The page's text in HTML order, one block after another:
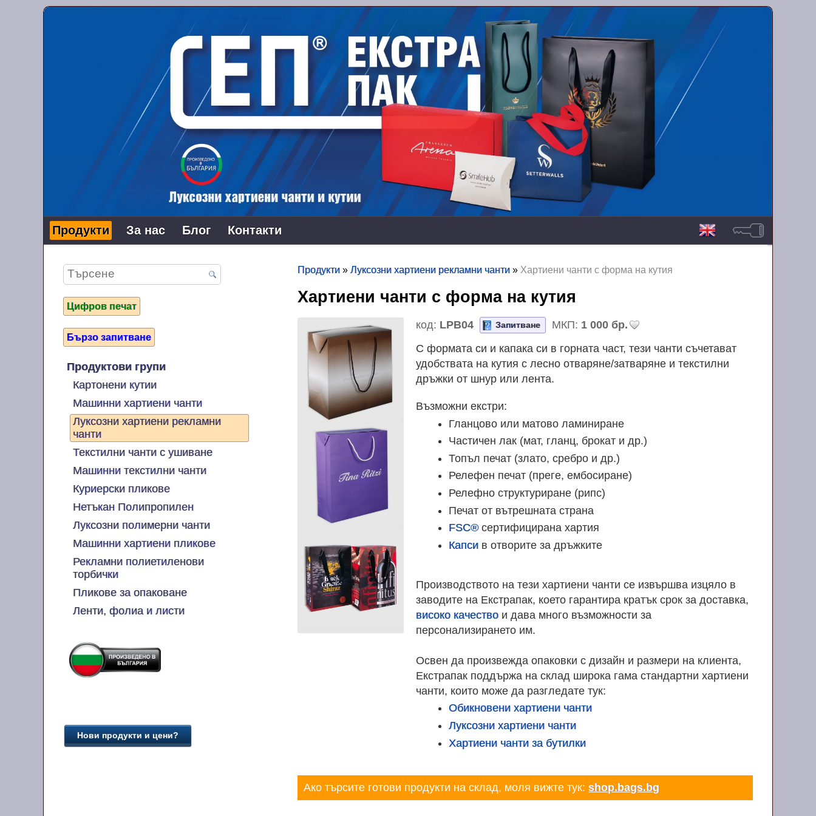
Продукти За нас Блог Контакти
Цифров печат
Бързо запитване
Продуктови групи
Картонени кутии
Машинни хартиени чанти
Луксозни хартиени рекламни
чанти
Текстилни чанти с ушиване
Машинни текстилни чанти
Куриерски пликове
Нетъкан Полипропилен
Луксозни полимерни чанти
Машинни хартиени пликове
Рекламни полиетиленови
торбички
Пликове за опаковане
Ленти, фолиа и листи
Продукти »Луксозни хартиени рекламни чанти » Хартиени чанти с форма на кутия
Хартиени чанти с форма на кутия
код: LPB04 Запитване МКП: 1 000 бр.
С формата си и капака си в горната част, тези чанти съчетават
удобствата на кутия с лесно отваряне/затваряне и текстилни
дръжки от шнур или лента.
Възможни екстри:
Гланцово или матово ламиниране
Частичен лак (мат, гланц, брокат и др.)
Топъл печат (злато, сребро и др.)
Релефен печат (преге, ембосиране)
Релефно структуриране (рипс)
Печат от вътрешната страна
FSC®сертифицирана хартия
Капси в отворите за дръжките
Производството на тези хартиени чанти се извършва изцяло в
заводите на Екстрапак, което гарантира кратък срок за доставка,
високо качество и дава много възможности за
персонализирането им.
Освен да произвежда опаковки с дизайн и размери на клиента,
Екстрапак поддържа на склад широка гама стандартни хартиени
чанти, които може да разгледате тук:
Обикновени хартиени чанти
Луксозни хартиени чанти
Хартиени чанти за бутилки
Ако търсите готови продукти на склад, моля вижте тук:shop.bags.bg